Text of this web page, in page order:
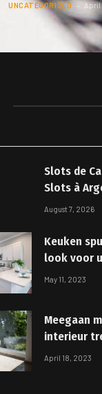
UNCATEGORIZED April
Slots de
Slots à
Choix pour
August 7, 2026
Keuken
look voor
May 11, 2023
Meegaan
interieur
April 18, 2023